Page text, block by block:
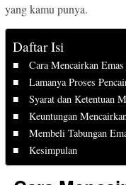
yang kamu punya.
Daftar Isi
Cara Mencairkan
Lamanya Proses
Syarat dan Ketentuan
Keuntungan
Membeli Tabungan
Kesimpulan